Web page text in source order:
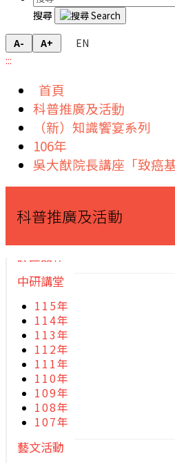
搜尋
A- A+
EN
:::
首頁
科普推廣及活動
（新）知識饗宴系列
106年
吳大猷院長講座「致癌基
科普推廣及活動
院區開放
中研講堂
115年
114年
113年
112年
111年
110年
109年
108年
107年
藝文活動